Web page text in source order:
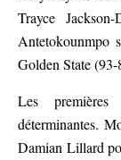
Trayce
Antetokounmpo
Golden State (93-
Les
déterminantes.
Damian Lillard